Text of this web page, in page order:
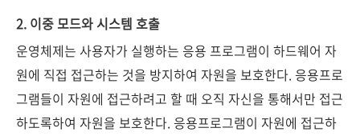
2. 이중 모드와 시스템 호출
운영체제는 사용자가 실행하는 응용 프로그램이 하드웨어 자
원에 직접 접근하는 것을 방지하여 자원을 보호한다. 응용프로
그램들이 자원에 접근하려고 할 때 오직 자신을 통해서만 접근
하도록하여 자원을 보호한다. 응용프로그램이 자원에 접근하